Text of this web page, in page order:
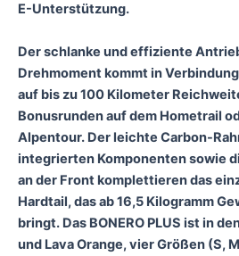
E-Unterstützung.
Der schlanke und effiziente
Drehmoment kommt in Verbindung
auf bis zu 100 Kilometer
Bonusrunden aufdem Hometrail
Alpentour. Der leichte Carbon-
integrierten Komponenten sowie
an der Front komplettieren das
Hardtail, das ab 16,5 Kilogramm
bringt. Das BONERO PLUS ist in
und Lava Orange, vier Größen (S,